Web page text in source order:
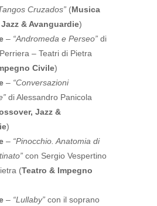
Cruzados” (Musica
& Avanguardie)
– “Andromeda e Perseo” di
– Teatri di Pietra
Civile)
– “Conversazioni
di Alessandro Panicola
Jazz &
)
– “Pinocchio. Anatomia di
con Sergio Vespertino
(Teatro & Impegno
– “Lullaby” con il soprano